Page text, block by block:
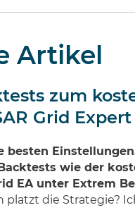
Artikel
zum
Grid
besten
wie der
EA unter Extrem
platzt die Strategie?